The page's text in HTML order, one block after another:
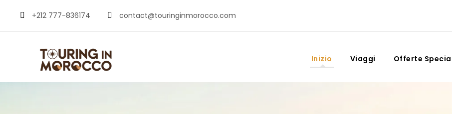
+212 777-836174 contact@touringinmorocco.com
Inizio Viaggi Offerte